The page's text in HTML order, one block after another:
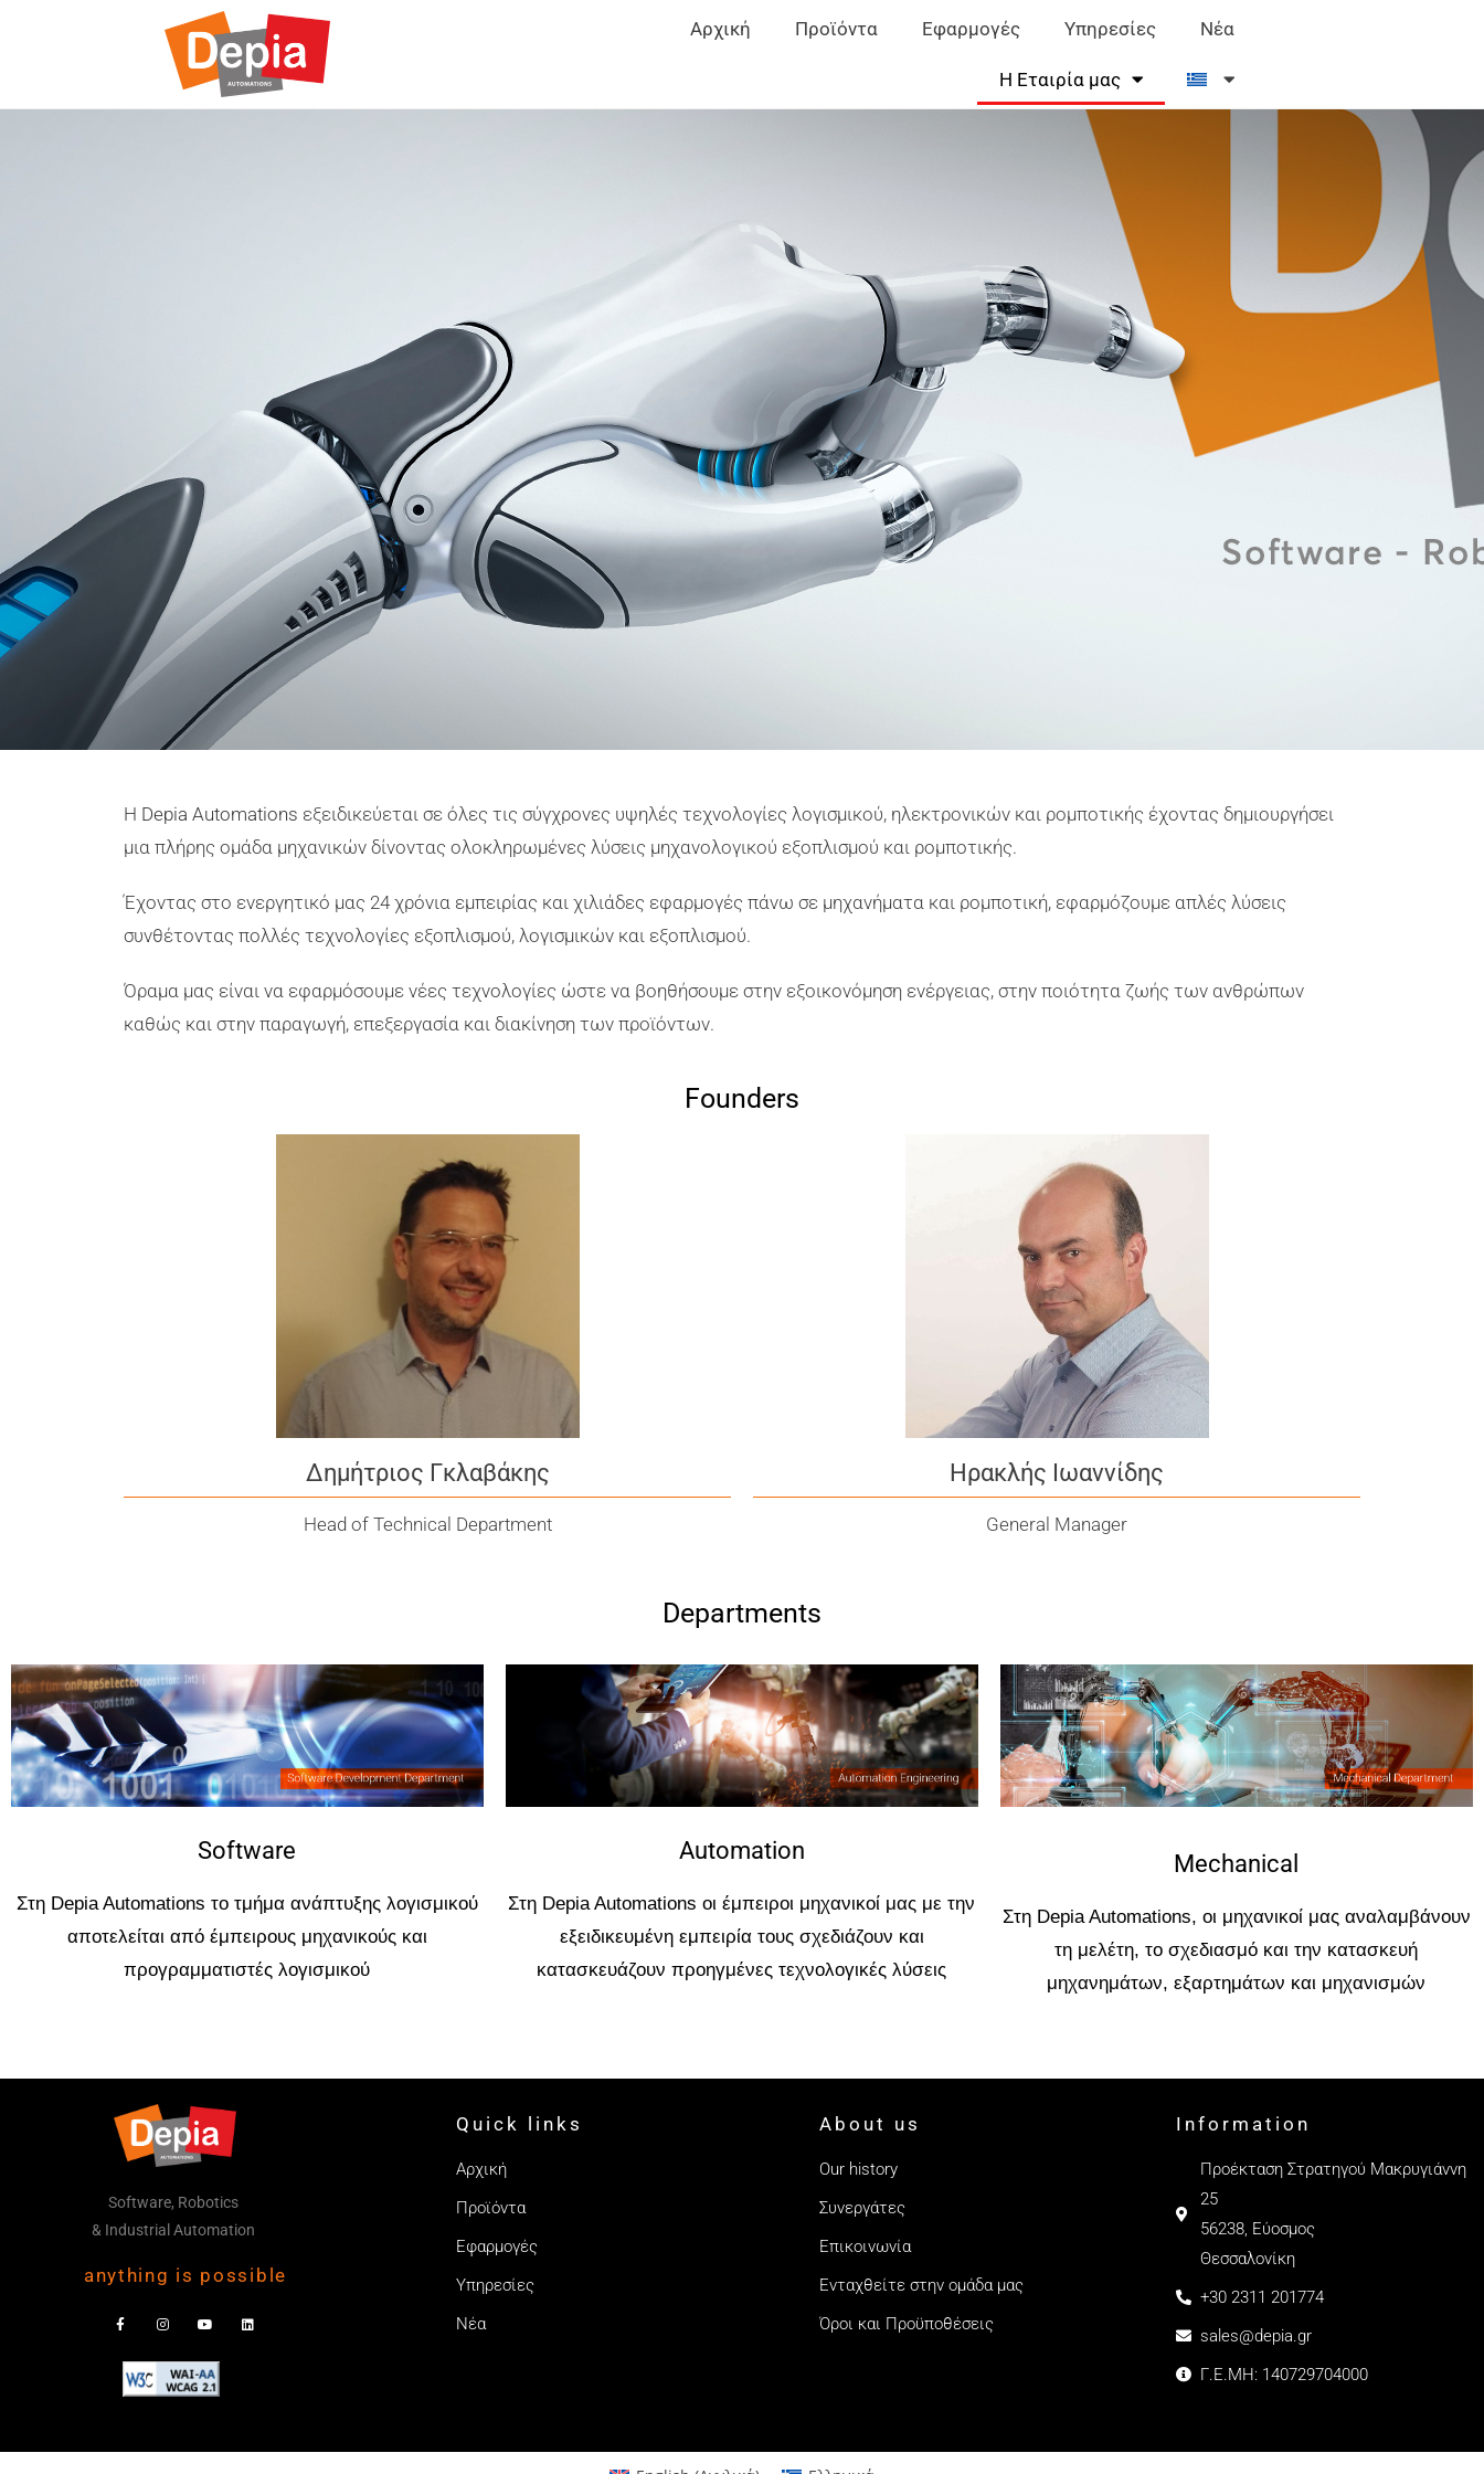
Αρχική Προϊόντα Εφαρμογές Υπηρεσίες Νέα
Η Εταιρία μας
Η Depia Automations εξειδικεύεται σε όλες τις σύγχρονες υψηλές τεχνολογίες λογισμικού, ηλεκτρονικών και ρομποτικής έχοντας δημιουργήσει
μια πλήρης ομάδα μηχανικών δίνοντας ολοκληρωμένες λύσεις μηχανολογικού εξοπλισμού και ρομποτικής.
Έχοντας στο ενεργητικό μας 24 χρόνια εμπειρίας και χιλιάδες εφαρμογές πάνω σε μηχανήματα και ρομποτική, εφαρμόζουμε απλές λύσεις
συνθέτοντας πολλές τεχνολογίες εξοπλισμού, λογισμικών και εξοπλισμού.
Όραμα μας είναι να εφαρμόσουμε νέες τεχνολογίες ώστε να βοηθήσουμε στην εξοικονόμηση ενέργειας, στην ποιότητα ζωής των ανθρώπων
καθώς και στην παραγωγή, επεξεργασία και διακίνηση των προϊόντων.
Founders
Δημήτριος Γκλαβάκης
Head of Technical Department
Ηρακλής Ιωαννίδης
General Manager
Departments
Software
Στη Depia Automations το τμήμα ανάπτυξης λογισμικού
αποτελείται από έμπειρους μηχανικούς και
προγραμματιστές λογισμικού
Automation
Στη Depia Automations οι έμπειροι μηχανικοί μας με την
εξειδικευμένη εμπειρία τους σχεδιάζουν και
κατασκευάζουν προηγμένες τεχνολογικές λύσεις
Mechanical
Στη Depia Automations, οι μηχανικοί μας αναλαμβάνουν
τη μελέτη, το σχεδιασμό και την κατασκευή
μηχανημάτων, εξαρτημάτων και μηχανισμών
Software, Robotics
& Industrial Automation
anything is possible
Quick links
Αρχική
Προϊόντα
Εφαρμογές
Υπηρεσίες
Νέα
About us
Our history
Συνεργάτες
Επικοινωνία
Ενταχθείτε στην ομάδα μας
Όροι και Προϋποθέσεις
Information
Προέκταση Στρατηγού Μακρυγιάννη
25
56238, Εύοσμος
Θεσσαλονίκη
+30 2311 201774
sales@depia.gr
Γ.Ε.ΜΗ: 140729704000